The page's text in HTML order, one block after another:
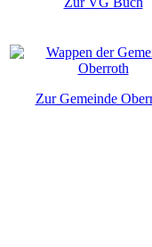
Zur Gemeinde